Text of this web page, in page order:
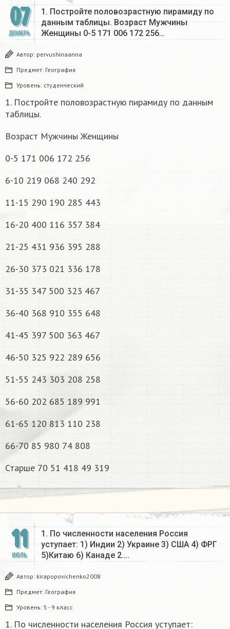
07
ДЕКАБРЬ
1. Постройте половозрастную пирамиду по
данным таблицы. Возраст Мужчины
Женщины 0-5 171 006 172 256…
Автор: pervushinaanna
Предмет: География
Уровень: студенческий
1. Постройте половозрастную пирамиду по данным
таблицы.
Возраст Мужчины Женщины
0-5 171 006 172 256
6-10 219 068 240 292
11-15 290 190 285 443
16-20 400 116 357 384
21-25 431 936 395 288
26-30 373 021 336 178
31-35 347 500 323 467
36-40 368 910 355 648
41-45 397 500 363 467
46-50 325 922 289 656
51-55 243 303 208 258
56-60 202 685 189 991
61-65 120 813 110 238
66-70 85 980 74 808
Старше 70 51 418 49 319​
11
ИЮЛЬ
1. По численности населения Россия
уступает: 1) Индии 2) Украине 3) США 4) ФРГ
5)Китаю 6) Канаде 2….
Автор: kirapopovichenko2008
Предмет: География
Уровень: 5 - 9 класс
1. По численности населения Россия уступает: